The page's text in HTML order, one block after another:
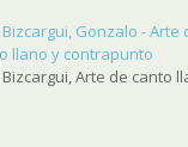
Gonzalo - Arte
llano y contrapunto
Arte de canto